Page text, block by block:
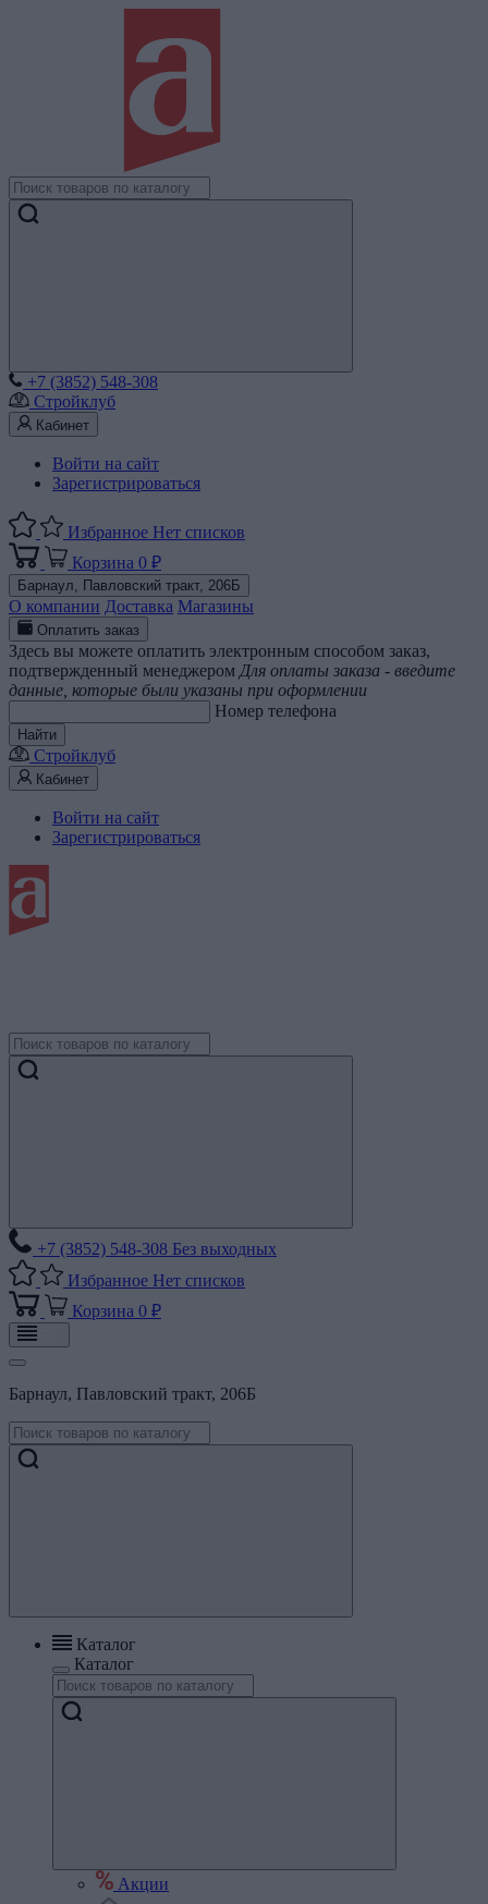
+7 (3852) 548-308
Стройклуб
Кабинет
Войти на сайт
Зарегистрироваться
Избранное Нет списков
Корзина 0 ₽
Барнаул, Павловский тракт, 206Б
О компании Доставка Магазины
Оплатить заказ
Здесь вы можете оплатить электронным способом заказ,
подтвержденный менеджером Для оплаты заказа - введите
данные, которые были указаны при оформлении
Номер телефона
Найти
Стройклуб
Кабинет
Войти на сайт
Зарегистрироваться
+7 (3852) 548-308 Без выходных
Избранное Нет списков
Корзина 0 ₽
Барнаул, Павловский тракт, 206Б
Каталог
Каталог
Акции